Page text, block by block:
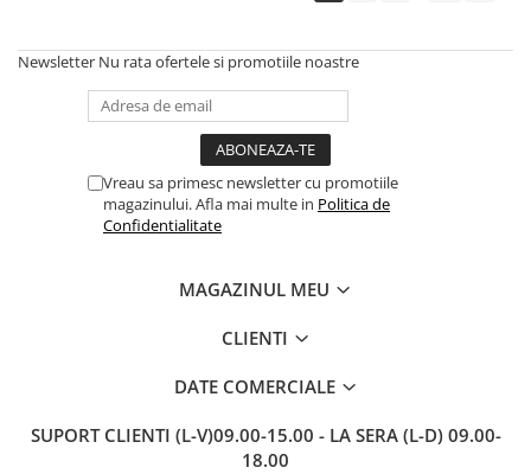
Newsletter Nu rata ofertele si promotiile noastre
Vreau sa primesc newsletter cu promotiile
magazinului. Afla mai multe in Politica de
Confidentialitate
MAGAZINUL MEU
CLIENTI
DATE COMERCIALE
SUPORT CLIENTI (L-V)09.00-15.00 - LA SERA (L-D) 09.00-
18.00